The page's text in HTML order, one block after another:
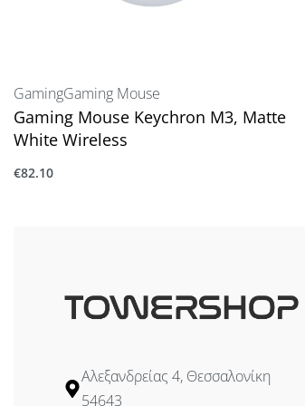
GamingGaming Mouse
Gaming Mouse Keychron M3, Matte
White Wireless
€82.10
Αλεξανδρείας 4, Θεσσαλονίκη
54643